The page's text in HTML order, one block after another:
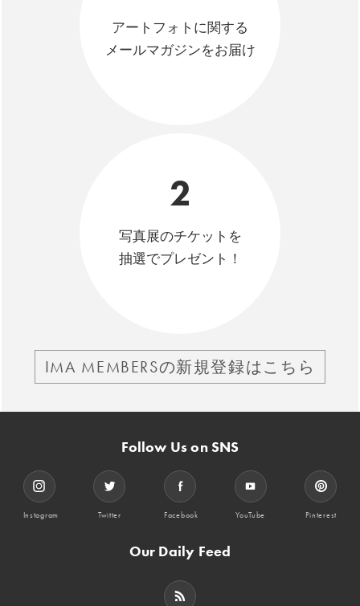
アートフォトに関する
メールマガジンをお届け
2
写真展のチケットを
抽選でプレゼント！
IMA MEMBERSの新規登録はこちら
Follow Us on SNS
Instagram Twitter Facebook YouTube Pinterest
Our Daily Feed